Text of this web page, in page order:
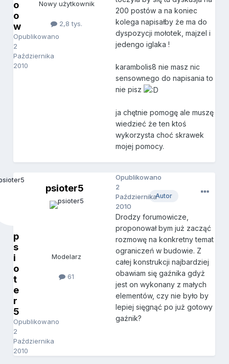
o
o
w
Opublikowano
2
Października
2010
Nowy użytkownik
2,8 tys.
200 postów a na koniec
kolega napisałby że ma do
dyspozycji mołotek, majzel i
jedengo iglaka !
karambolis8 nie masz nic
sensownego do napisania to
nie pisz
ja chętnie pomogę ale muszę
wiedzieć że ten ktoś
wykorzysta choć skrawek
mojej pomocy.
p
s
i
o
t
e
r
5
Opublikowano
2
Października
2010
psioter5
Modelarz
61
Autor
Opublikowano
2
Października
2010
Drodzy forumowicze,
proponował bym już zacząć
rozmowę na konkretny temat
ograniczeń w budowie. Z
całej konstrukcji najbardziej
obawiam się gaźnika gdyż
jest on wykonany z małych
elementów, czy nie było by
lepiej sięgnąć po już gotowy
gaźnik?